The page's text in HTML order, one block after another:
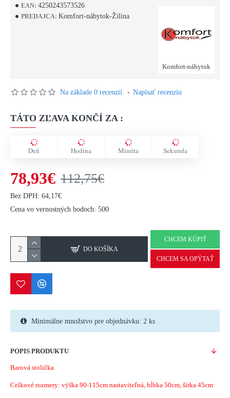
EAN: 4250243573526
PREDAJCA: Komfort-nábytok-Žilina
Komfort-nábytok
Na základe 0 recenzií. - Napísať recenziu
TÁTO ZĽAVA KONČÍ ZA :
Deň Hodina Minúta Sekunda
78,93€ 112,75€
Bez DPH: 64,17€
Cena vo vernostných bodoch: 500
DO KOŠÍKA
CHCEM KÚPIŤ
CHCEM SA OPÝTAŤ
Minimálne množstvo pre objednávku: 2 ks
POPIS PRODUKTU
Barová stolička
Celkové rozmery: výška 90-115cm nastaviteľná, hĺbka 50cm, šírka 45cm